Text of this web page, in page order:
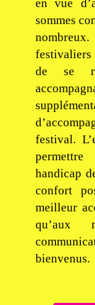
en vue
sommes
festivaliers
de se
festival.
handicap
confort
meilleur
qu’aux
bienvenus.